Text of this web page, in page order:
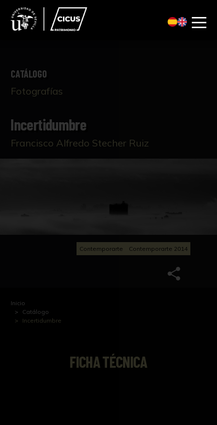
CATÁLOGO
Fotografías
Incertidumbre
Francisco Alfredo Stecher Ruiz
Contemporarte Contemporarte 2014
Inicio
Catálogo
Incertidumbre
FICHA TÉCNICA